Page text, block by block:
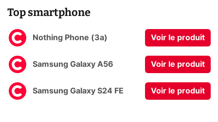
Top smartphone
Nothing Phone (3a) Voir le produit
Samsung Galaxy A56 Voir le produit
Samsung Galaxy S24 FE Voir le produit